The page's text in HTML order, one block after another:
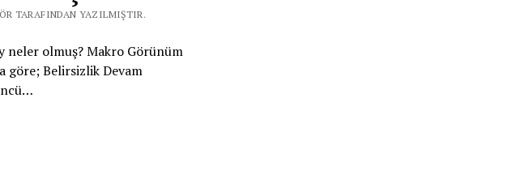
TARAFINDAN YAZILMIŞTIR.
neler olmuş? Makro Görünüm
göre; Belirsizlik Devam